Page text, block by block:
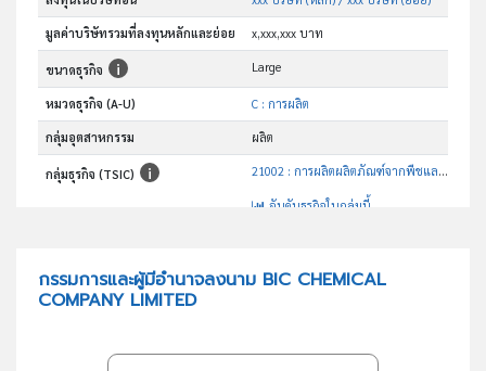
มูลค่าบริษัทรวมที่ลงทุนหลักและย่อย x,xxx,xxx บาท
ขนาดธุรกิจ Large
หมวดธุรกิจ (A-U) C : การผลิต
กลุ่มอุตสาหกรรม ผลิต
กลุ่มธุรกิจ (TSIC) 21002 : การผลิตผลิตภัณฑ์จากพืชและสัตว์ที่ใช้รักษาโรค
อันดับธุรกิจในกลุ่มนี้
กรรมการและผู้มีอำนาจลงนาม BIC CHEMICAL
COMPANY LIMITED